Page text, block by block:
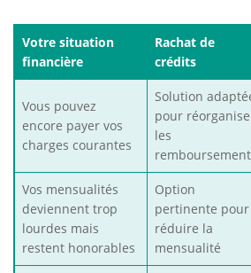
Votre situation
financière
Rachat de
crédits
Vous pouvez
encore payer vos
charges courantes
Solution
pour
les
Vos mensualités
deviennent trop
lourdes mais
restent honorables
Option
pertinente pour
réduire la
mensualité